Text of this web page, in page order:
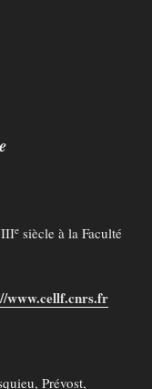
e siècle à la Faculté
www.cellf.cnrs.fr
Prévost,